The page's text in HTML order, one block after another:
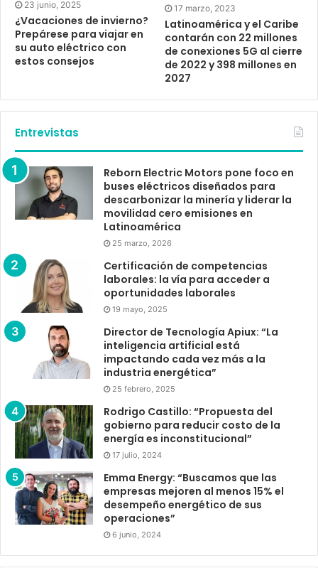
23 junio, 2025
¿Vacaciones de invierno?
Prepárese para viajar en
su auto eléctrico con
estos consejos
17 marzo, 2023
Latinoamérica y el Caribe
contarán con 22 millones
de conexiones 5G al cierre
de 2022 y 398 millones en
2027
Entrevistas
Reborn Electric Motors pone foco en
buses eléctricos diseñados para
descarbonizar la minería y liderar la
movilidad cero emisiones en
Latinoamérica
25 marzo, 2026
Certificación de competencias
laborales: la vía para acceder a
oportunidades laborales
19 mayo, 2025
Director de Tecnología Apiux: “La
inteligencia artificial está
impactando cada vez más a la
industria energética”
25 febrero, 2025
Rodrigo Castillo: “Propuesta del
gobierno para reducir costo de la
energía es inconstitucional”
17 julio, 2024
Emma Energy: “Buscamos que las
empresas mejoren al menos 15% el
desempeño energético de sus
operaciones”
6 junio, 2024